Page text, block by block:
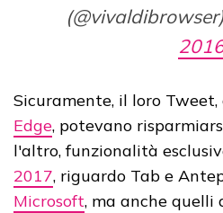
Sicuramente, il loro
Edge, potevano
l'altro, funzionalità
2017, riguardo Tab e
Microsoft, ma anche quelli